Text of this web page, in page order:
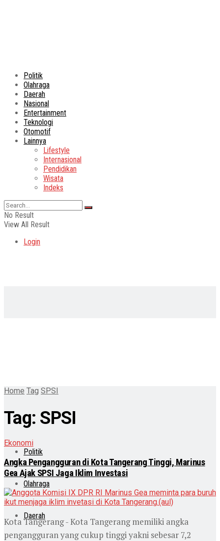
Politik
Olahraga
Daerah
Nasional
Entertainment
Teknologi
Otomotif
Lainnya
Lifestyle
Internasional
Pendidikan
Wisata
Indeks
No Result
View All Result
Login
Politik
Olahraga
Daerah
Home Tag SPSI
Tag: SPSI
Ekonomi
Angka Pengangguran di Kota Tangerang Tinggi, Marinus
Gea Ajak SPSI Jaga Iklim Investasi
Kota Tangerang - Kota Tangerang memiliki angka
pengangguran yang cukup tinggi yakni sebesar 7,2